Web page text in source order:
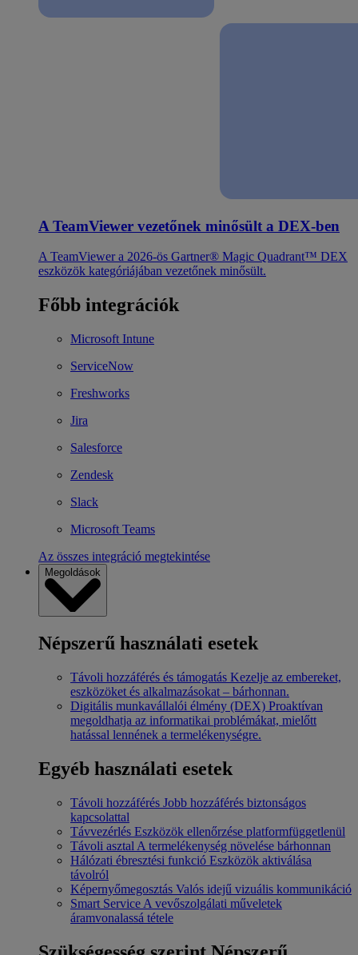
A TeamViewer vezetőnek minősült a DEX-ben
A TeamViewer a 2026-ös Gartner® Magic Quadrant™ DEX
eszközök kategóriájában vezetőnek minősült.
Főbb integrációk
Microsoft Intune
ServiceNow
Freshworks
Jira
Salesforce
Zendesk
Slack
Microsoft Teams
Az összes integráció megtekintése
Megoldások
Népszerű használati esetek
Távoli hozzáférés és támogatás Kezelje az embereket,
eszközöket és alkalmazásokat – bárhonnan.
Digitális munkavállalói élmény (DEX) Proaktívan
megoldhatja az informatikai problémákat, mielőtt
hatással lennének a termelékenységre.
Egyéb használati esetek
Távoli hozzáférés Jobb hozzáférés biztonságos
kapcsolattal
Távvezérlés Eszközök ellenőrzése platformfüggetlenül
Távoli asztal A termelékenység növelése bárhonnan
Hálózati ébresztési funkció Eszközök aktiválása
távolról
Képernyőmegosztás Valós idejű vizuális kommunikáció
Smart Service A vevőszolgálati műveletek
áramvonalassá tétele